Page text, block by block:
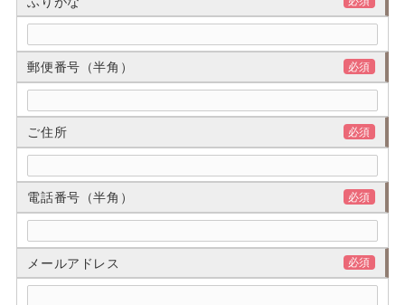
郵便番号（半角） 必須
ご住所 必須
電話番号（半角） 必須
メールアドレス 必須